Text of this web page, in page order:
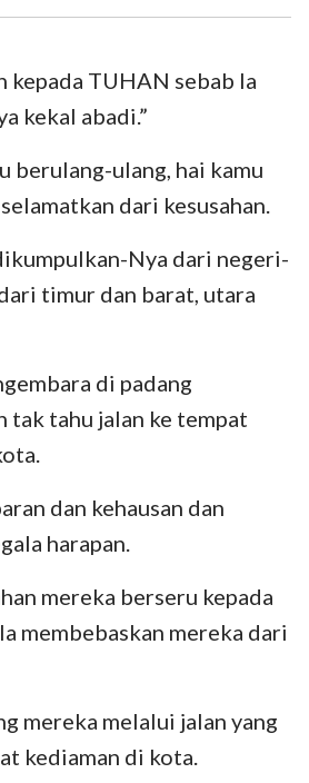
Nehemia
Ayub
Amsal
Kidung Agung
Yeremia
Yehezkiel
Yunus
Zefanya
Zakharia
kepada TUHAN sebab Ia
kekal abadi.”
berulang-ulang, hai kamu
dari kesusahan.
Nya dari negeri-
timur dan barat, utara
di padang
tak tahu jalan ke tempat
dan kehausan dan
harapan.
mereka berseru kepada
membebaskan mereka dari
mereka melalui jalan yang
kediaman di kota.